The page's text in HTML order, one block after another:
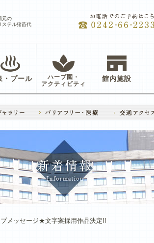
元の
ステル猪苗代
・プール ハーブ園・
アクティビティ
館内施設
メッセージ★文字案採用作品決定!!